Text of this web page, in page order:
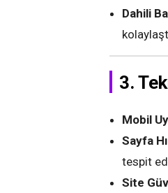
Dahili
3.
Mobil
Sayfa
tespit
Site